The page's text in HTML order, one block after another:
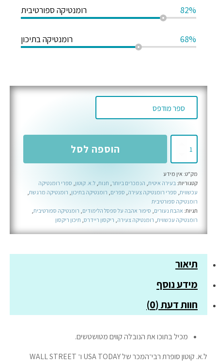
רומנטיקה ספורטיבית 82%
רומנטיקה בתיכון 68%
לקווים
-
ספר
ראשון
בסדרת
תיכון
הוספה לסל
מק"ט: אין מידע
קטגוריות: בעירה איטית, הנמכרים ביותר, חנות, ל.א. קוטון, ספרי רומנטיקה
עכשווית, ספרי רומנטיקה צעירה, ספרים, רומנטיקה בתיכון, רומנטיקה מרגשת,
רומנטיקה ספורטיבית
תגיות: אהבת נעורים, סיפור אהבה על ספסל הלימודים, רומנטיקה ספורטיבית,
רומנטיקה עכשווית, רומנטיקה צעירה, ריקסון ריידרס, תיכון ריקסון
תיאור
מידע נוסף
חוות דעת (0)
מכיל בתוכו את הנובלה קווים מטושטשים.
ל.א. קוטון סופרת רבי־המכר של USA TODAY ו־ WALL STREET